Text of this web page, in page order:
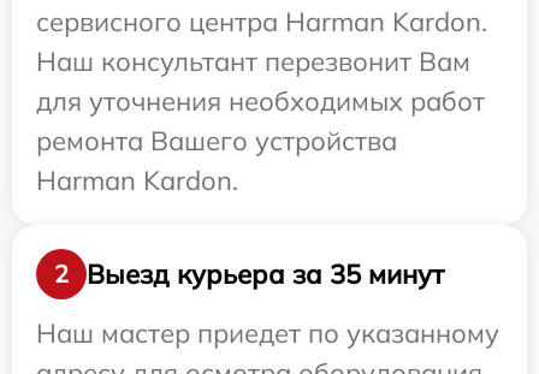
сервисного центра Harman Kardon.
Наш консультант перезвонит Вам
для уточнения необходимых работ
ремонта Вашего устройства
Harman Kardon.
2
Выезд курьера за 35 минут
Наш мастер приедет по указанному